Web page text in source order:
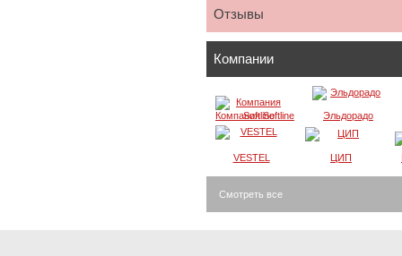
Отзывы
Компании
Компания Softline Эльдорадо
VESTEL ЦИП
Смотреть все